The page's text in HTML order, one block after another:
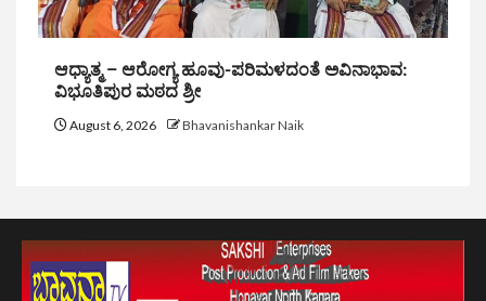
ಆಧ್ಯಾತ್ಮ – ಆರೋಗ್ಯ ಹೂವು-ಪರಿಮಳದಂತೆ ಅವಿನಾಭಾವ:
ವಿಭೂತಿಪುರ ಮಠದ ಶ್ರೀ
August 6, 2026 Bhavanishankar Naik